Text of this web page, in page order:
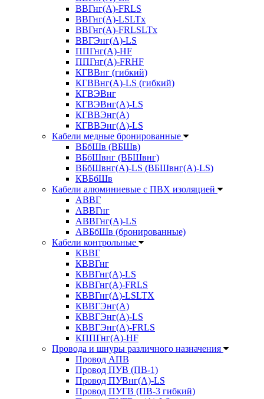
ВВГнг(А)-FRLS
ВВГнг(A)-LSLTx
ВВГнг(A)-FRLSLTx
ВВГЭнг(А)-LS
ППГнг(А)-HF
ППГнг(А)-FRHF
КГВВнг (гибкий)
КГВВнг(А)-LS (гибкий)
КГВЭВнг
КГВЭВнг(А)-LS
КГВВЭнг(А)
КГВВЭнг(А)-LS
Кабели медные бронированные
ВБбШв (ВБШв)
ВБбШвнг (ВБШвнг)
ВБбШвнг(А)-LS (ВБШвнг(А)-LS)
КВБбШв
Кабели алюминиевые с ПВХ изоляцией
АВВГ
АВВГнг
АВВГнг(А)-LS
АВБбШв (бронированные)
Кабели контрольные
КВВГ
КВВГнг
КВВГнг(А)-LS
КВВГнг(А)-FRLS
КВВГнг(А)-LSLTX
КВВГЭнг(А)
КВВГЭнг(А)-LS
КВВГЭнг(А)-FRLS
КППГнг(А)-HF
Провода и шнуры различного назначения
Провод АПВ
Провод ПУВ (ПВ-1)
Провод ПУВнг(А)-LS
Провод ПУГВ (ПВ-3 гибкий)